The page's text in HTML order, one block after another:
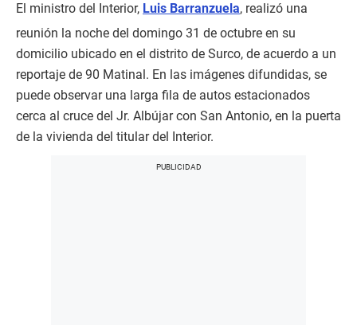
El ministro del Interior, Luis Barranzuela, realizó una
reunión la noche del domingo 31 de octubre en su
domicilio ubicado en el distrito de Surco, de acuerdo a un
reportaje de 90 Matinal. En las imágenes difundidas, se
puede observar una larga fila de autos estacionados
cerca al cruce del Jr. Albújar con San Antonio, en la puerta
de la vivienda del titular del Interior.